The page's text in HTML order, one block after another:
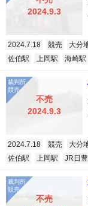
2024.9.3
2024.7.18 競売 大分
佐伯駅
上岡駅 海崎駅
不売
2024.9.3
2024.7.18 競売 大分
佐伯駅
上岡駅 JR日
不売